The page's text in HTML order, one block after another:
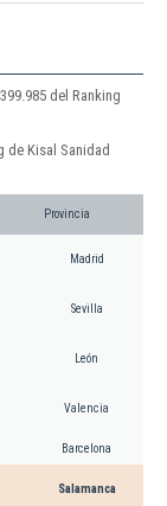
del Ranking
de Kisal Sanidad
Provincia
Madrid
Sevilla
León
Valencia
Barcelona
Salamanca